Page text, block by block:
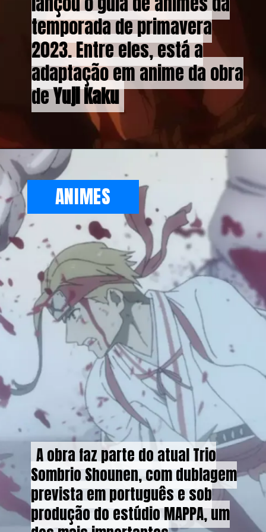
temporada de primavera
2023. Entre eles, está a
adaptação em anime da obra
deYuji Kaku
temporada de primavera
2023. Entre eles, está a
adaptação em anime da obra
deYuji Kaku
A obra faz parte do atual Trio
Sombrio Shounen, com dublagem
prevista em português e sob
produção do estúdio MAPPA, um
A obra faz parte do atual Trio
Sombrio Shounen, com dublagem
prevista em português e sob
produção do estúdio MAPPA, um
ANIMES